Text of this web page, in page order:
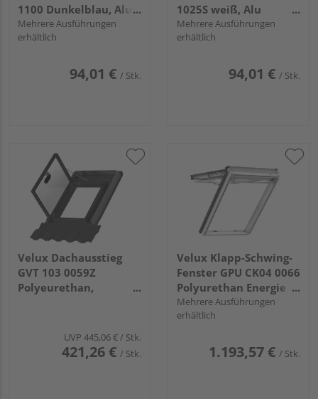
1100 Dunkelblau, Alu
Schiene, Standard
Mehrere Ausführungen
erhältlich
94,01 € / Stk.
1025S weiß, Alu
Schiene, Standard
Mehrere Ausführungen
erhältlich
94,01 € / Stk.
Velux Dachausstieg
GVT 103 0059Z
Polyeurethan,
UVP 445,06 €/ Stk.
421,26 € / Stk.
Velux Klapp-Schwing-
Fenster GPU CK04 0066
Polyurethan Energie
PLUS Alu 55x98
Mehrere Ausführungen
erhältlich
1.193,57 € / Stk.